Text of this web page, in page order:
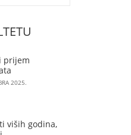
prijem
2025.
viših godina,